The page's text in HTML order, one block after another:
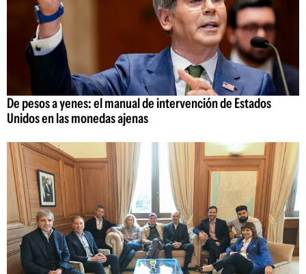
De pesos a yenes: el manual de intervención de Estados
Unidos en las monedas ajenas